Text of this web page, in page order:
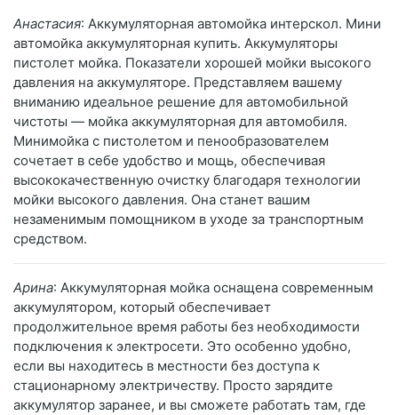
Анастасия: Аккумуляторная автомойка интерскол. Мини
автомойка аккумуляторная купить. Аккумуляторы
пистолет мойка. Показатели хорошей мойки высокого
давления на аккумуляторе. Представляем вашему
вниманию идеальное решение для автомобильной
чистоты — мойка аккумуляторная для автомобиля.
Минимойка с пистолетом и пенообразователем
сочетает в себе удобство и мощь, обеспечивая
высококачественную очистку благодаря технологии
мойки высокого давления. Она станет вашим
незаменимым помощником в уходе за транспортным
средством.
Арина: Аккумуляторная мойка оснащена современным
аккумулятором, который обеспечивает
продолжительное время работы без необходимости
подключения к электросети. Это особенно удобно,
если вы находитесь в местности без доступа к
стационарному электричеству. Просто зарядите
аккумулятор заранее, и вы сможете работать там, где